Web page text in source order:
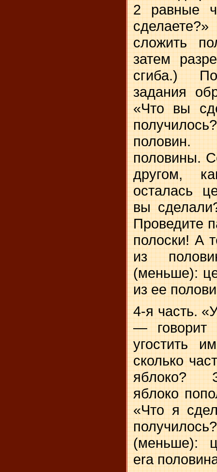
2 равные
сложить
затем
сгиба.)
задания
«Что вы
половины.
другом,
осталась
вы
Проведите
полоски! А
из
(меньше):
из ее
4-я часть.
— говорит
угостить
сколько
яблоко?
яблоко
«Что я
(меньше):
era